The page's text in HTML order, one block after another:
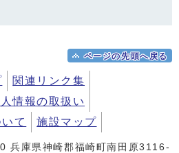
ページの先頭へ戻る
関連リンク集
情報の取扱い
て
施設マップ
兵庫県神崎郡福崎町南田原3116-